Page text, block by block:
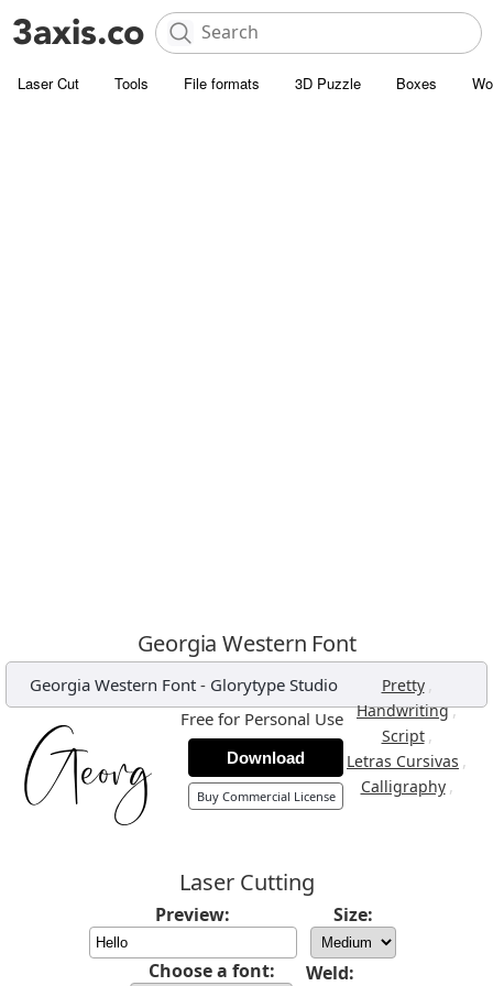
Laser Cut Tools File formats 3D Puzzle Boxes
Georgia Western Font
Georgia Western Font- Glorytype Studio Pretty ,
Handwriting,
Script ,
Letras Cursivas ,
Calligraphy ,
Free for Personal Use
Download
Buy Commercial License
Laser Cutting
Preview: Size:
Choose a font: Weld: